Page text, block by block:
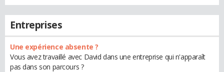
Entreprises
Une expérience absente ?
Vous avez travaillé avec David dans une entreprise qui n'apparaît
pas dans son parcours ?